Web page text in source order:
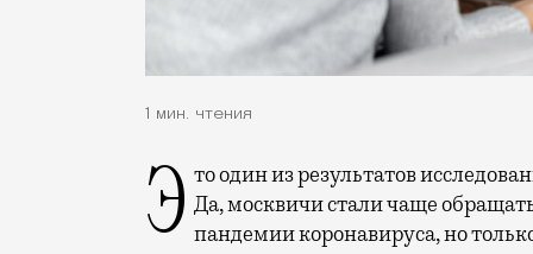
1 мин. чтения
Это один из результатов
Да, москвичи стали чаще
пандемии коронавируса, но